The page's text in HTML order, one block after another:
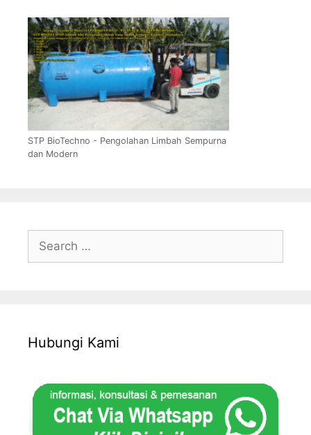
STP BioTechno - Pengolahan Limbah Sempurna
dan Modern
Search
for:
Hubungi Kami